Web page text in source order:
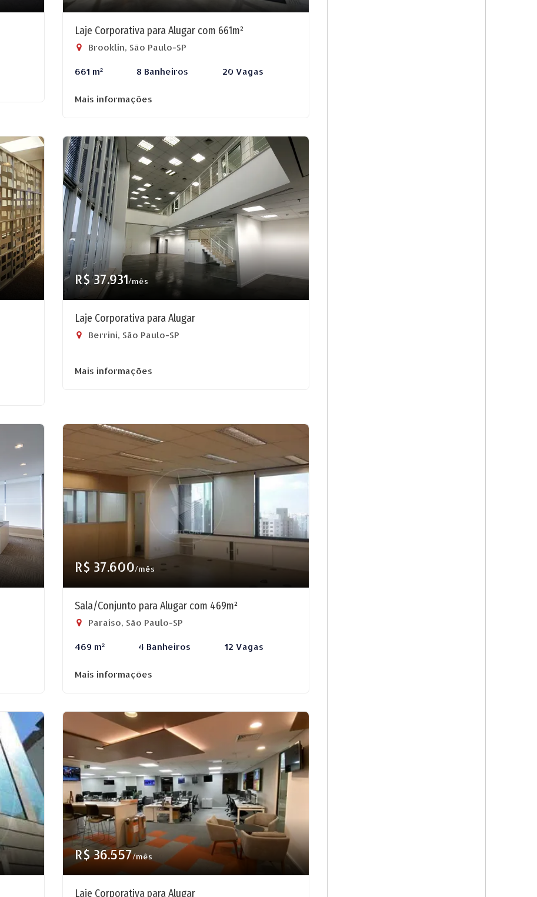
Laje Corporativa para Alugar com 661m²
Brooklin, São Paulo-SP
661 m² 8 Banheiros 20 Vagas
Mais informações
R$ 37.931/mês
Laje Corporativa para Alugar
Berrini, São Paulo-SP
Mais informações
R$ 37.600/mês
Sala/Conjunto para Alugar com 469m²
Paraíso, São Paulo-SP
469 m² 4 Banheiros 12 Vagas
Mais informações
R$ 36.557/mês
Laje Corporativa para Alugar